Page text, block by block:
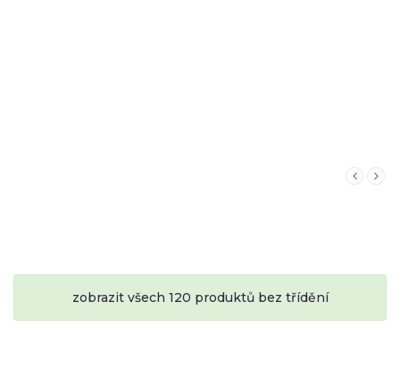
zobrazit všech 120 produktů bez třídění